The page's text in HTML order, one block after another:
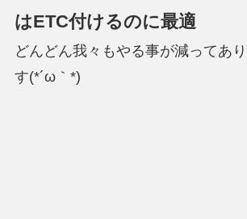
はETC付けるのに最適
どんどん我々もやる事が減ってあ
す(*´ω｀*)